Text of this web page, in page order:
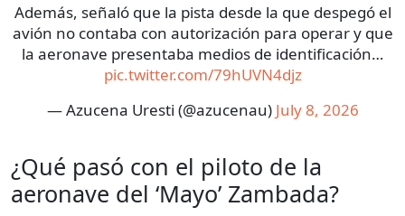
Además, señaló que la pista desde la que despegó el
avión no contaba con autorización para operar y que
la aeronave presentaba medios de identificación…
pic.twitter.com/79hUVN4djz
— Azucena Uresti (@azucenau) July 8, 2026
¿Qué pasó con el piloto de la
aeronave del ‘Mayo’ Zambada?